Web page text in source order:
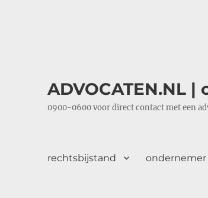
ADVOCATEN.NL
0900-0600 voor direct contact met een
rechtsbijstand ondernemer